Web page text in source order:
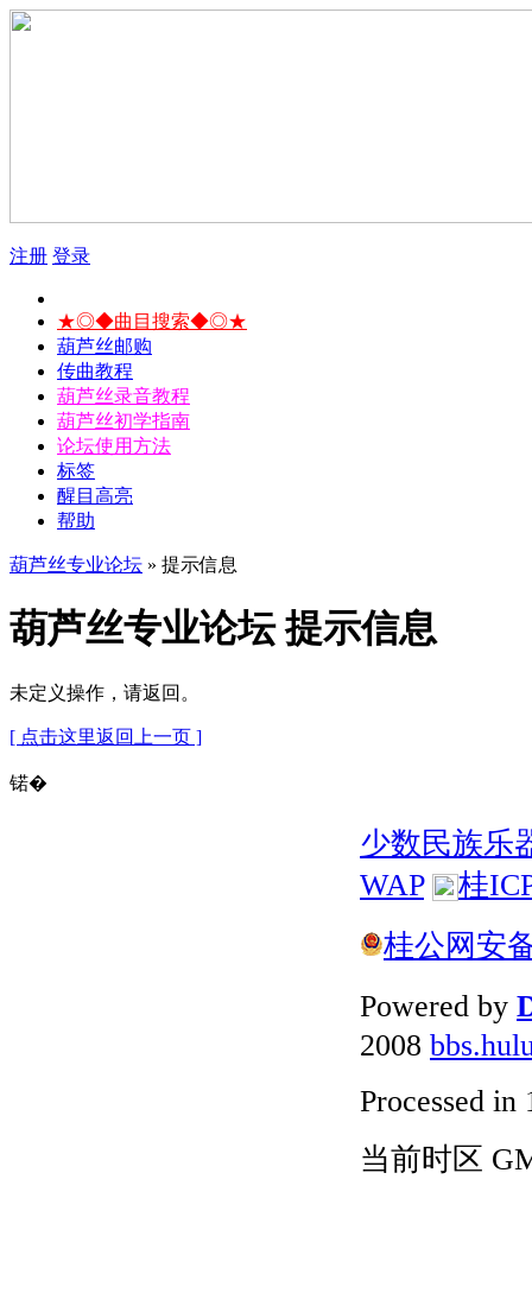
注册 登录
★◎◆曲目搜索◆◎★
葫芦丝邮购
传曲教程
葫芦丝录音教程
葫芦丝初学指南
论坛使用方法
标签
醒目高亮
帮助
葫芦丝专业论坛 » 提示信息
葫芦丝专业论坛 提示信息
未定义操作，请返回。
[ 点击这里返回上一页 ]
锘�
少数民族乐
WAP
桂
桂公网安
Powered by
2008
Processed in
当前时区